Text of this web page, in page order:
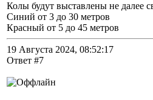
Колы будут выставлены не далее
Синий от 3 до 30 метров
Красный от 5 до 45 метров
19 Августа 2024, 08:52:17
Ответ #7